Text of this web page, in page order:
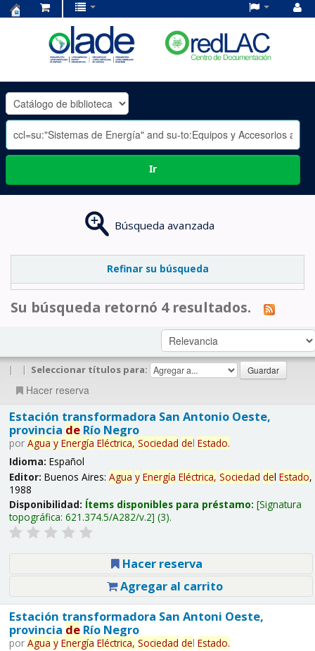
OLADE
-
Ir
Búsqueda avanzada
Refinar su búsqueda
Su búsqueda retornó 4 resultados.
| | Seleccionar títulos para:
Hacer reserva
Estación transformadora San Antonio Oeste,
provincia deRío Negro
por Agua y Energía Eléctrica, Sociedad del Estado.
Idioma: Español
Editor: Buenos Aires: Agua y Energía Eléctrica, Sociedad del Estado,
1988
Disponibilidad: Ítems disponibles para préstamo: Signatura
topográfica: 621.374.5/A282/v.2 (3).
Hacer reserva
Agregar al carrito
Estación transformadora San Antoni Oeste,
provincia deRío Negro
por Agua y Energía Eléctrica, Sociedad del Estado.